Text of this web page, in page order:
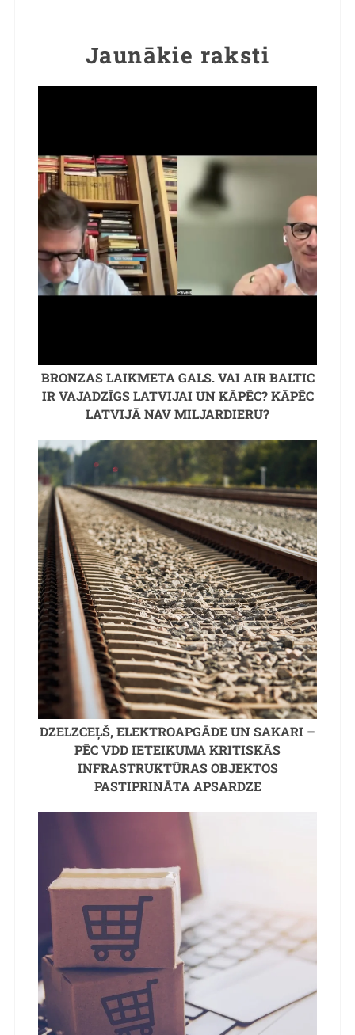
Jaunākie raksti
BRONZAS LAIKMETA GALS. VAI AIR BALTIC
IR VAJADZĪGS LATVIJAI UN KĀPĒC? KĀPĒC
LATVIJĀ NAV MILJARDIERU?
DZELZCEĻŠ, ELEKTROAPGĀDE UN SAKARI –
PĒC VDD IETEIKUMA KRITISKĀS
INFRASTRUKTŪRAS OBJEKTOS
PASTIPRINĀTA APSARDZE